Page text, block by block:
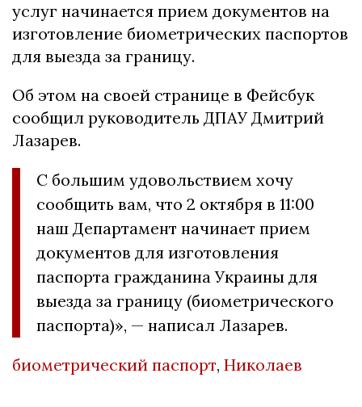
услуг начинается прием документов на
изготовление биометрических паспортов
для выезда за границу.
Об этом на своей странице в Фейсбук
сообщил руководитель ДПАУ Дмитрий
Лазарев.
С большим удовольствием хочу
сообщить вам, что 2 октября в 11:00
наш Департамент начинает прием
документов для изготовления
паспорта гражданина Украины для
выезда за границу (биометрического
паспорта)», — написал Лазарев.
биометрический паспорт, Николаев